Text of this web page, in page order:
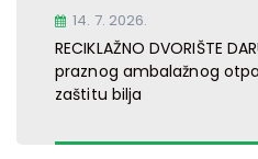
14. 7. 2026.
RECIKLAŽNO DVORIŠTE
praznog ambalažnog
zaštitu bilja